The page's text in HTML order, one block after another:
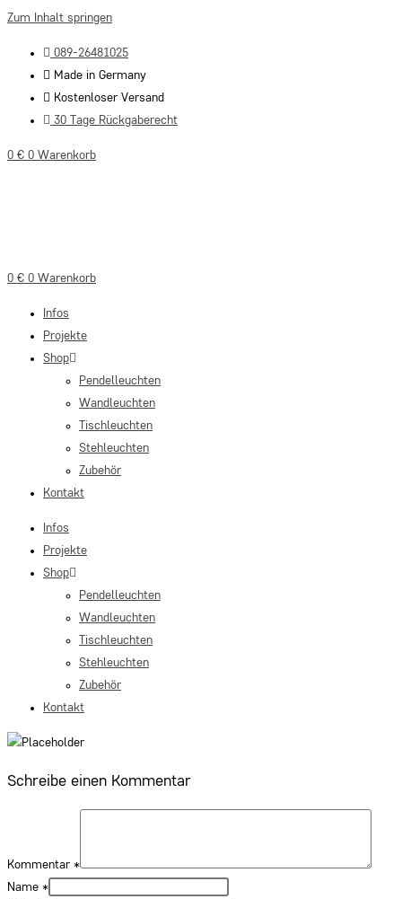
Zum Inhalt springen
089-26481025
Made in Germany
Kostenloser Versand
30 Tage Rückgaberecht
0 € 0 Warenkorb
0 € 0 Warenkorb
Infos
Projekte
Shop
Pendelleuchten
Wandleuchten
Tischleuchten
Stehleuchten
Zubehör
Kontakt
Infos
Projekte
Shop
Pendelleuchten
Wandleuchten
Tischleuchten
Stehleuchten
Zubehör
Kontakt
Schreibe einen Kommentar
Kommentar *
Name *